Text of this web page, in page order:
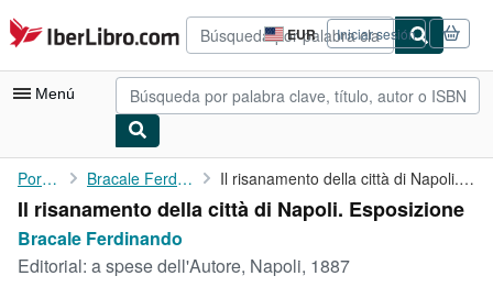
Pasar al contenido principal
IberLibro.com EUR
Preferencias
de
compra
del
Iniciar sesión
Menú
Mi cuenta
Consultar mis pedidos
Portada Bracale Ferdinando Il risanamento della città di Napoli. Esposizione
Il risanamento della città di Napoli. Esposizione
Bracale Ferdinando
Editorial: a spese dell'Autore, Napoli, 1887